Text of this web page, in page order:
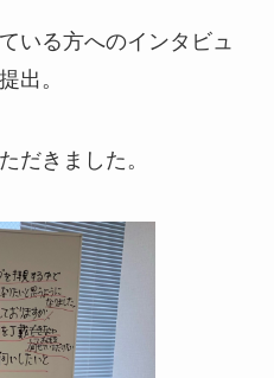
いる方へのインタビュ
出。
だきました。